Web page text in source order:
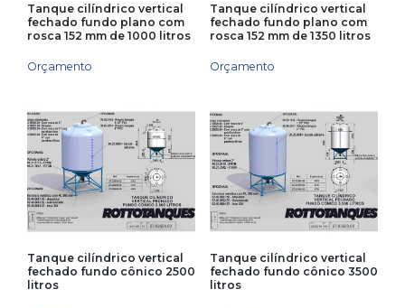
Tanque cilíndrico vertical
fechado fundo plano com
rosca 152 mm de 1000 litros
Orçamento
Tanque cilíndrico vertical
fechado fundo plano com
rosca 152 mm de 1350 litros
Orçamento
Tanque cilíndrico vertical
fechado fundo cônico 2500
litros
Tanque cilíndrico vertical
fechado fundo cônico 3500
litros